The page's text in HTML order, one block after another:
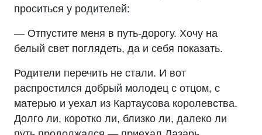
проситься у родителей:
— Отпустите меня в путь-дорогу. Хочу на
белый свет поглядеть, да и себя показать.
Родители перечить не стали. И вот
распростился добрый молодец с отцом, с
матерью и уехал из Картаусова королевства.
Долго ли, коротко ли, близко ли, далеко ли